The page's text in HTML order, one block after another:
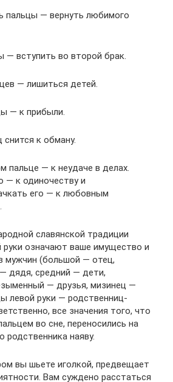
пальцы — вернуть любимого
— вступить во второй брак.
— лишиться детей.
— к прибыли.
к обману.
пальце — к неудаче в делах.
— к одиночеству и
его — к любовным
славянской традиции
руки означают ваше имущество и
мужчин (большой — отец,
дядя, средний — дети,
— друзья, мизинец —
левой руки — родственниц-
все значения того, что
во сне, переносились на
родственника наяву.
вы шьете иголкой, предвещает
Вам суждено расстаться